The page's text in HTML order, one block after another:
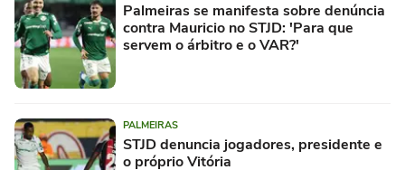
Palmeiras se manifesta sobre denúncia
contra Mauricio no STJD: 'Para que
servem o árbitro e o VAR?'
PALMEIRAS
STJD denuncia jogadores, presidente e
o próprio Vitória